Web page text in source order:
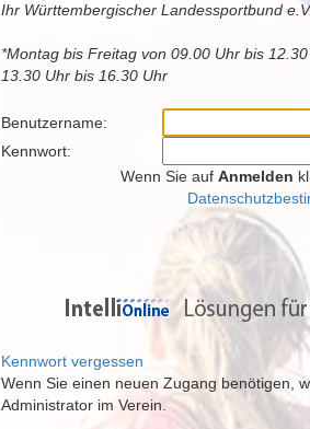
Ihr Württembergischer Landessportbund
*Montag bis Freitag von 09.00 Uhr bis
13.30 Uhr bis 16.30 Uhr
Benutzername:
Kennwort:
Wenn Sie auf Anmelden
Kennwort vergessen
Wenn Sie einen neuen Zugang benötigen,
Administrator im Verein.